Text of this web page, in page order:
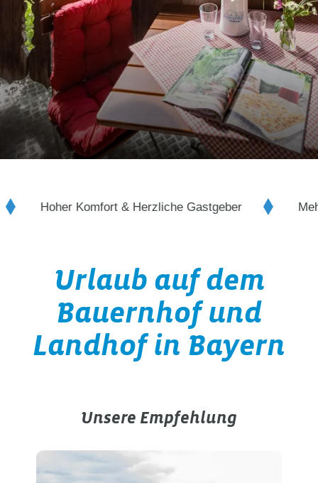
Gastgeber Mehr als 5000
Urlaub auf dem
Bauernhof und
Landhof in Bayern
Unsere Empfehlung